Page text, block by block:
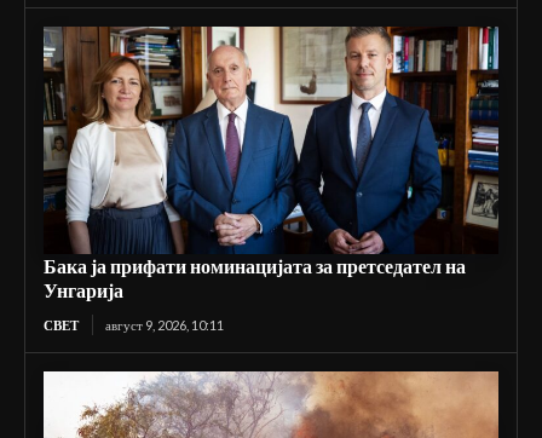
Бака ја прифати номинацијата за претседател на
Унгарија
СВЕТ август 9, 2026, 10:11